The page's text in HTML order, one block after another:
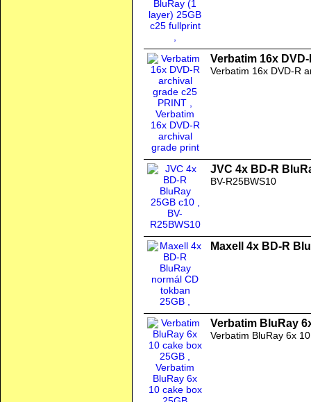
Verbatim 16x
Verbatim 16x DVD-R
JVC 4x BD-R
BV-R25BWS10
Maxell 4x BD-R
Verbatim BluRay
Verbatim BluRay 6x